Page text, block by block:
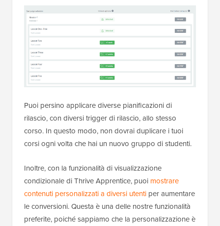
Puoi persino applicare diverse pianificazioni di
rilascio, con diversi trigger di rilascio, allo stesso
corso. In questo modo, non dovrai duplicare i tuoi
corsi ogni volta che hai un nuovo gruppo di studenti.
Inoltre, con la funzionalità di visualizzazione
condizionale di Thrive Apprentice, puoi mostrare
contenuti personalizzati a diversi utenti per aumentare
le conversioni. Questa è una delle nostre funzionalità
preferite, poiché sappiamo che la personalizzazione è